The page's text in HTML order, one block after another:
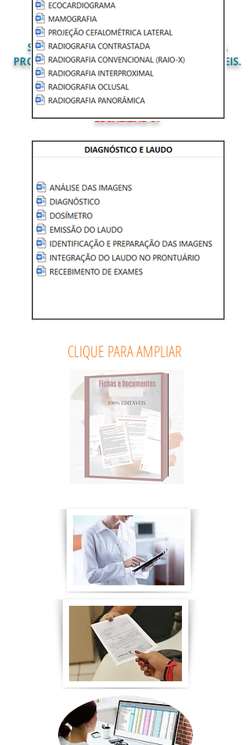
SÃO 84DOCUMENTOS PROFISSIONAIS JÁ
PRONTOS PARA USO, TOTALMENTE EDITÁVEIS.
BAIXE AGORA EM SEU CELULAR OU
COMPUTADOR E DEIXE SEU NEGÓCIO
LEGALIZADO!
CLIQUE PARA AMPLIAR